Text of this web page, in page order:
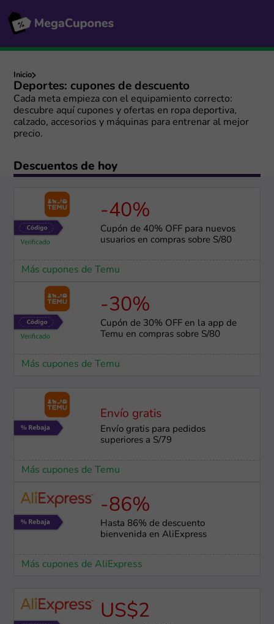
Inicio
Deportes: cupones de descuento
Cada meta empieza con el equipamiento correcto:
descubre aquí cupones y ofertas en ropa deportiva,
calzado, accesorios y máquinas para entrenar al mejor
precio.
Descuentos de hoy
-40%
Cupón de 40% OFF para nuevos
usuarios en compras sobre S/80
Más cupones de Temu
-30%
Cupón de 30% OFF en la app de
Temu en compras sobre S/80
Más cupones de Temu
Envío gratis
Envío gratis para pedidos
superiores a S/79
Más cupones de Temu
-86%
Hasta 86% de descuento
bienvenida en AliExpress
Más cupones de AliExpress
US$2